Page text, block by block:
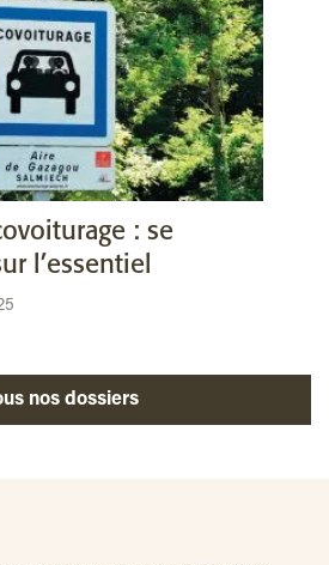
: se
l’essentiel
Tous nos dossiers